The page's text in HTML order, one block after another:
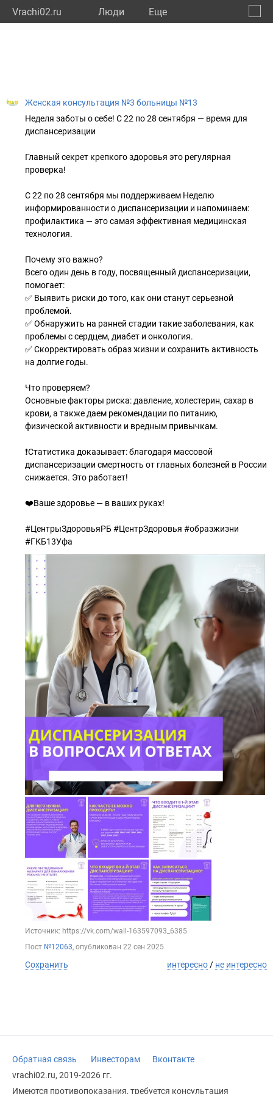
Vrachi02.ru Люди Eще
Женская консультация №3 больницы №13
Неделя заботы о себе! С 22 по 28 сентября — время для
диспансеризации
Главный секрет крепкого здоровья это регулярная
проверка!
С 22 по 28 сентября мы поддерживаем Неделю
информированности о диспансеризации и напоминаем:
профилактика — это самая эффективная медицинская
технология.
Почему это важно?
Всего один день в году, посвященный диспансеризации,
помогает:
✅ Выявить риски до того, как они станут серьезной
проблемой.
✅ Обнаружить на ранней стадии такие заболевания, как
проблемы с сердцем, диабет и онкология.
✅ Скорректировать образ жизни и сохранить активность
на долгие годы.
Что проверяем?
Основные факторы риска: давление, холестерин, сахар в
крови, а также даем рекомендации по питанию,
физической активности и вредным привычкам.
❗️Статистика доказывает: благодаря массовой
диспансеризации смертность от главных болезней в России
снижается. Это работает!
❤️Ваше здоровье — в ваших руках!
#ЦентрыЗдоровьяРБ #ЦентрЗдоровья #образжизни
#ГКБ13Уфа
Источник: https://vk.com/wall-163597093_6385
Пост №12063, опубликован 22 сен 2025
Сохранить интересно / не интересно
Обратная связь Инвесторам
Вконтакте
vrachi02.ru, 2019-2026 гг.
Имеются противопоказания, требуется консультация